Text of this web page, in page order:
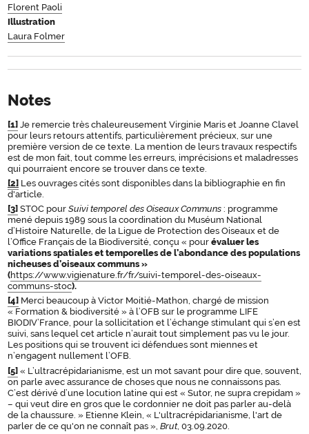
Florent Paoli
Illustration
Laura Folmer
Notes
[1] Je remercie très chaleureusement Virginie Maris et Joanne Clavel
pour leurs retours attentifs, particulièrement précieux, sur une
première version de ce texte. La mention de leurs travaux respectifs
est de mon fait, tout comme les erreurs, imprécisions et maladresses
qui pourraient encore se trouver dans ce texte.
[2] Les ouvrages cités sont disponibles dans la bibliographie en fin
d'article.
[3] STOC pour Suivi temporel des Oiseaux Communs : programme
mené depuis 1989 sous la coordination du Muséum National
d’Histoire Naturelle, de la Ligue de Protection des Oiseaux et de
l’Office Français de la Biodiversité, conçu « pour évaluer les
variations spatiales et temporelles de l’abondance des populations
nicheuses d’oiseaux communs »
(https://www.vigienature.fr/fr/suivi-temporel-des-oiseaux-
communs-stoc).
[4] Merci beaucoup à Victor Moitié-Mathon, chargé de mission
« Formation & biodiversité » à l’OFB sur le programme LIFE
BIODIV’France, pour la sollicitation et l’échange stimulant qui s’en est
suivi, sans lequel cet article n’aurait tout simplement pas vu le jour.
Les positions qui se trouvent ici défendues sont miennes et
n’engagent nullement l’OFB.
[5] « L’ultracrépidarianisme, est un mot savant pour dire que, souvent,
on parle avec assurance de choses que nous ne connaissons pas.
C’est dérivé d’une locution latine qui est « Sutor, ne supra crepidam »
– qui veut dire en gros que le cordonnier ne doit pas parler au-delà
de la chaussure. » Etienne Klein, « L'ultracrépidarianisme, l'art de
parler de ce qu'on ne connaît pas », Brut, 03.09.2020.